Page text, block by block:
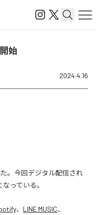
始
2024.4.16
た。今回デジタル配信され
っている。
、 LINE MUSIC、